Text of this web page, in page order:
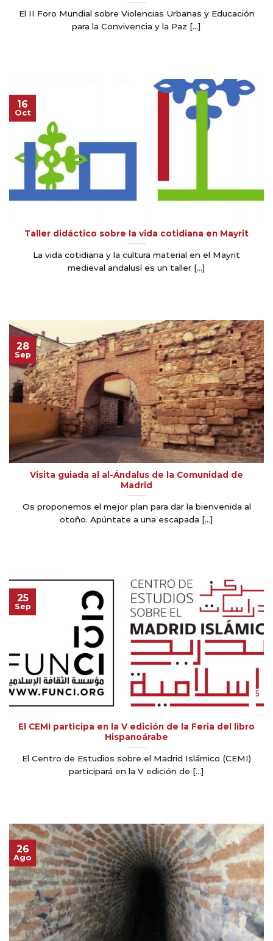
El II Foro Mundial sobre Violencias Urbanas y Educación
para la Convivencia y la Paz [...]
Taller didáctico sobre la vida cotidiana en Mayrit
La vida cotidiana y la cultura material en el Mayrit
medieval andalusí es un taller [...]
16
Oct
Visita guiada al al-Ándalus de la Comunidad de
Madrid
Os proponemos el mejor plan para dar la bienvenida al
otoño. Apúntate a una escapada [...]
28
Sep
El CEMI participa en la V edición de la Feria del libro
Hispanoárabe
El Centro de Estudios sobre el Madrid Islámico (CEMI)
participará en la V edición de [...]
25
Sep
26
Ago